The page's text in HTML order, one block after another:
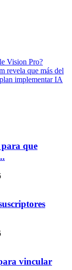
Vision Pro?
revela que más del
implementar IA
que
vincular